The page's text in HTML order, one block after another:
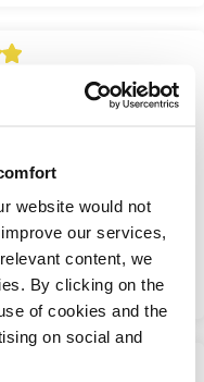
website would not
our services,
content, we
By clicking on the
of cookies and the
on social and
età bioattivo
rughe - Luminéa